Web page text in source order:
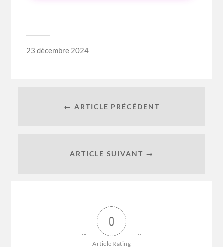
23 décembre 2024
← ARTICLE PRÉCÉDENT
ARTICLE SUIVANT →
0
Article Rating